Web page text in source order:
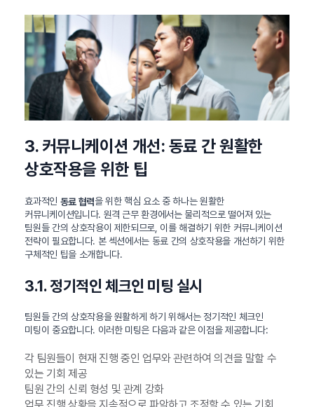
3. 커뮤니케이션 개선: 동료 간 원활한
상호작용을 위한 팁
효과적인 동료 협력을 위한 핵심 요소 중 하나는 원활한
커뮤니케이션입니다. 원격 근무 환경에서는 물리적으로 떨어져 있는
팀원들 간의 상호작용이 제한되므로, 이를 해결하기 위한 커뮤니케이션
전략이 필요합니다. 본 섹션에서는 동료 간의 상호작용을 개선하기 위한
구체적인 팁을 소개합니다.
3.1. 정기적인 체크인 미팅 실시
팀원들 간의 상호작용을 원활하게 하기 위해서는 정기적인 체크인
미팅이 중요합니다. 이러한 미팅은 다음과 같은 이점을 제공합니다:
각 팀원들이 현재 진행 중인 업무와 관련하여 의견을 말할 수
있는 기회 제공
팀원 간의 신뢰 형성 및 관계 강화